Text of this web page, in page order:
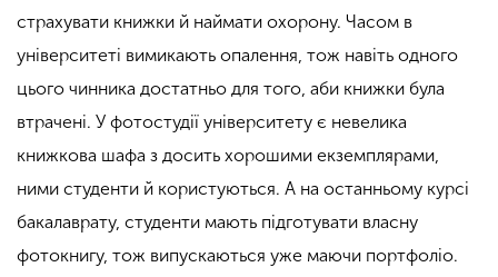
страхувати книжки й наймати охорону. Часом в
університеті вимикають опалення, тож навіть одного
цього чинника достатньо для того, аби книжки була
втрачені. У фотостудії університету є невелика
книжкова шафа з досить хорошими екземплярами,
ними студенти й користуються. А на останньому курсі
бакалаврату, студенти мають підготувати власну
фотокнигу, тож випускаються уже маючи портфоліо.